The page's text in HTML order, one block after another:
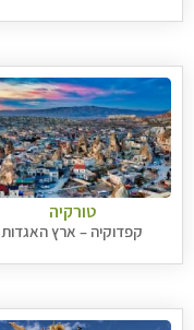
טורקיה
קפדוקיה – ארץ האגדות